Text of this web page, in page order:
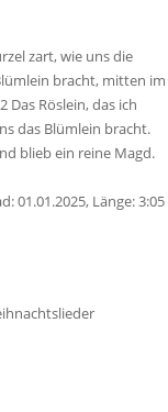
zart, wie uns die
bracht, mitten im
Röslein, das ich
das Blümlein bracht.
blieb ein reine Magd.
01.01.2025, Länge:3:05